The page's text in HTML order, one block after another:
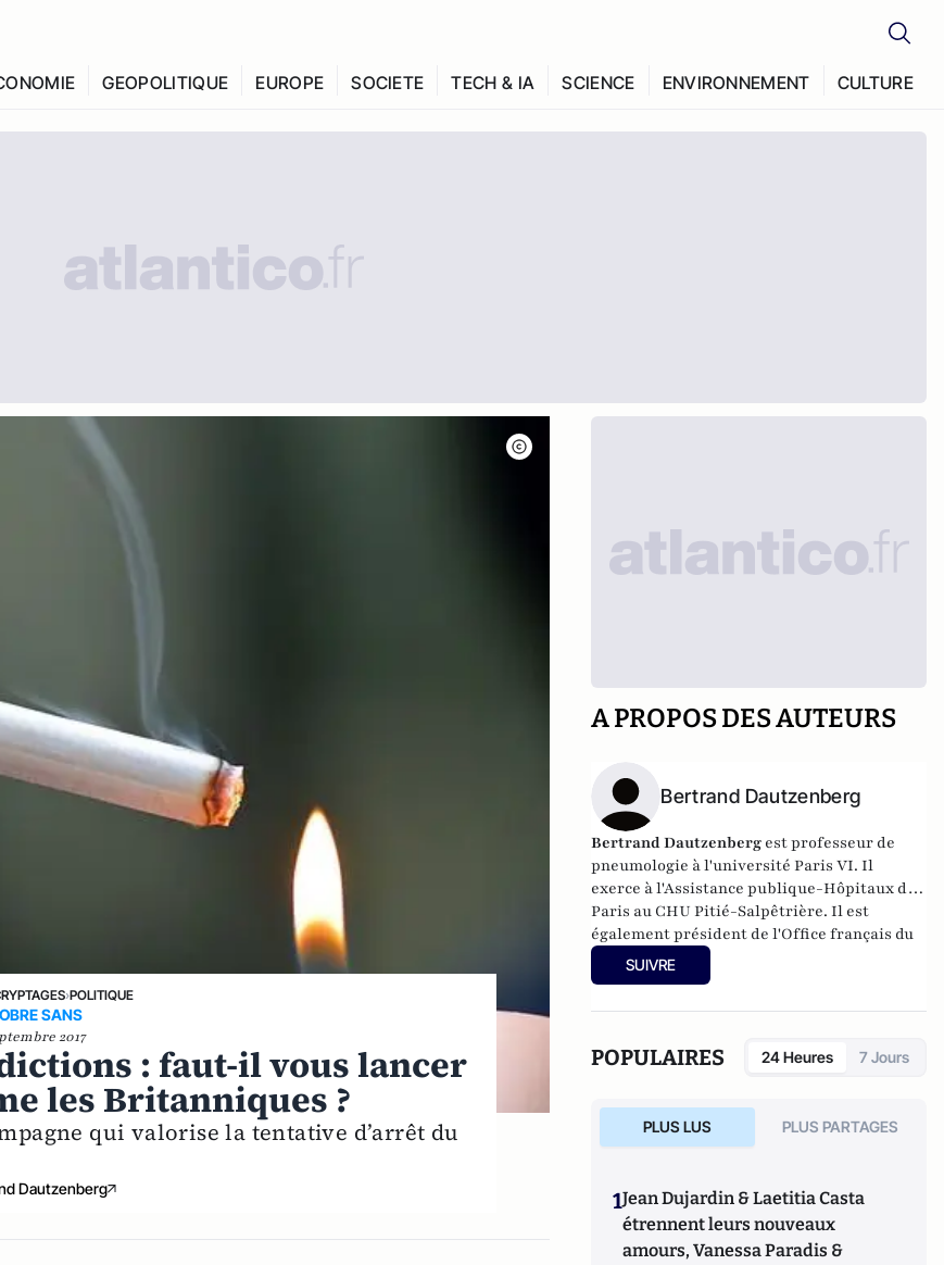
GEOPOLITIQUE EUROPE SOCIETE TECH & IA SCIENCE ENVIRONNEMENT CULTURE
›POLITIQUE
SANS
2017
: faut-il vous lancer
les Britanniques ?
qui valorise la tentative d’arrêt du
Dautzenberg
A PROPOS DES AUTEURS
Bertrand Dautzenberg
Bertrand Dautzenberg est professeur de
pneumologie à l'université Paris VI. Il
exerce à l'Assistance publique-Hôpitaux de
Paris au CHU Pitié-Salpêtrière. Il est
également président de l'Office français du
tabagisme et auteur de plusieurs ouvrages
dont "Le petit livre pour arrêter de fumer""
SUIVRE
POPULAIRES 24 Heures 7 Jours
PLUS LUS PLUS PARTAGES
1Jean Dujardin & Laetitia Casta
étrennent leurs nouveaux
amours, Vanessa Paradis &